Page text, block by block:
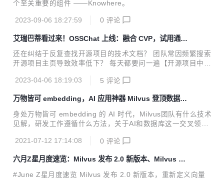
个至关重要的组件 ——Knowhere。
2023-09-06 18:27:59 0 评论
艾瑞巴蒂看过来！OSSChat 上线：融合 CVP，试用通道
已开放
还在纠结于反复查找开源项目的技术文档？ 团队常因频繁搜索
开源项目主页导致效率低下？ 每天都要问一遍【开源项目中那
说：赶紧试试 OSSChat！赶紧试试 OSSChat！赶紧试试 OS
竟是谁？ 介绍一下，这是我们最近做的一个很有意思的开源工
具。它的主要目的是把一个开源社区所有沉淀下来的知识性内
容打造成知识库，并通过 ChatGPT 的能力包装成问答机器
chatbot 的能力，解决主页内容...
2023-04-06 18:19:03 5 评论
万物皆可 embedding，AI 应用神器 Milvus 登顶数据库
顶会 SIGMOD
身处万物皆可 embedding 的 AI 时代，Milvus团队有什么技术
见解，研发工作遵循什么方法，关于AI和数据库这一交叉领域
竟。
2021-07-12 17:14:08 0 评论
六月Z星月度速览：Milvus 发布 2.0 新版本、Milvus 从
顶级开源基金会 LF AI & Data 毕业……
#June Z星月度速览 Milvus 发布 2.0 新版本，重新定义向量